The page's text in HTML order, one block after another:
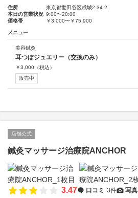
住所
東京都世田谷区成城2-34-2
本日の営業状況 9:00〜20:00
価格帯
￥3,000〜￥75,900
メニュー
美容鍼灸
耳つぼジュエリー（交換のみ）
￥3,000 （税込）
販売中
店舗公式
鍼灸マッサージ治療院ANCHOR
3.47 口コミ 3件 写真